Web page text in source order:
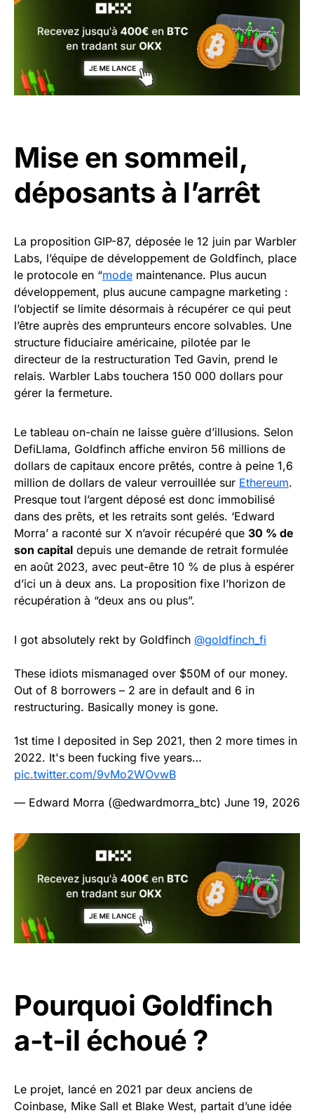
Mise en sommeil,
déposants à l’arrêt
La proposition GIP-87, déposée le 12 juin par Warbler
Labs, l’équipe de développement de Goldfinch, place
le protocole en “mode maintenance. Plus aucun
développement, plus aucune campagne marketing :
l’objectif se limite désormais à récupérer ce qui peut
l’être auprès des emprunteurs encore solvables. Une
structure fiduciaire américaine, pilotée par le
directeur de la restructuration Ted Gavin, prend le
relais. Warbler Labs touchera 150 000 dollars pour
gérer la fermeture.
Le tableau on-chain ne laisse guère d’illusions. Selon
DefiLlama, Goldfinch affiche environ 56 millions de
dollars de capitaux encore prêtés, contre à peine 1,6
million de dollars de valeur verrouillée sur Ethereum.
Presque tout l’argent déposé est donc immobilisé
dans des prêts, et les retraits sont gelés. ‘Edward
Morra’ a raconté sur X n’avoir récupéré que 30 % de
son capital depuis une demande de retrait formulée
en août 2023, avec peut-être 10 % de plus à espérer
d’ici un à deux ans. La proposition fixe l’horizon de
récupération à “deux ans ou plus”.
I got absolutely rekt by Goldfinch @goldfinch_fi
These idiots mismanaged over $50M of our money.
Out of 8 borrowers – 2 are in default and 6 in
restructuring. Basically money is gone.
1st time I deposited in Sep 2021, then 2 more times in
2022. It's been fucking five years…
pic.twitter.com/9vMo2WOvwB
— Edward Morra (@edwardmorra_btc) June 19, 2026
Pourquoi Goldfinch
a-t-il échoué ?
Le projet, lancé en 2021 par deux anciens de
Coinbase, Mike Sall et Blake West, partait d’une idée